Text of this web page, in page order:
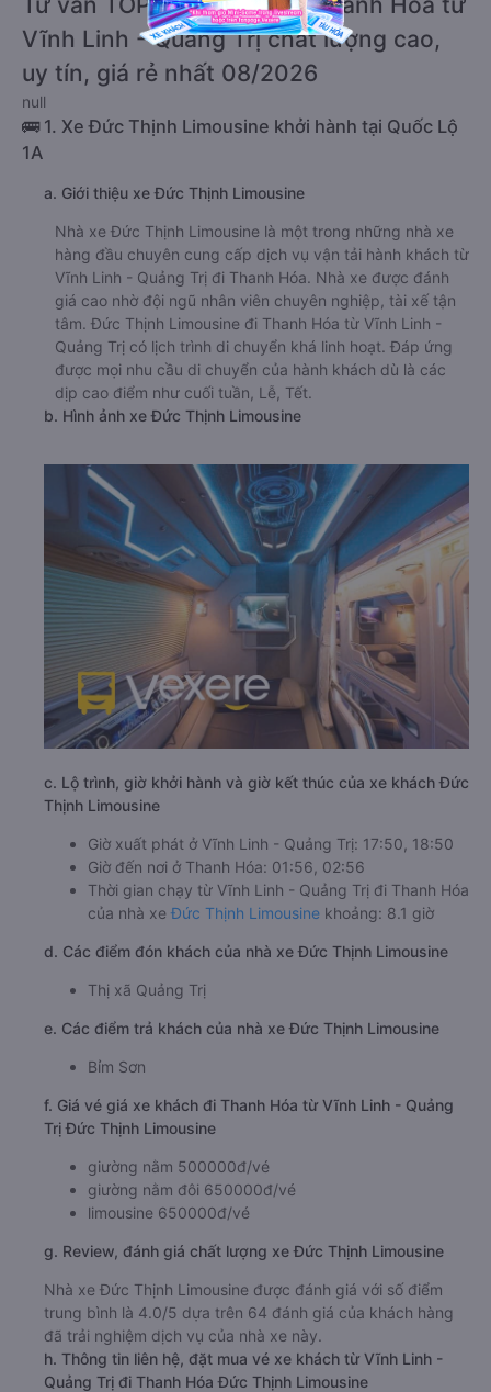
Vĩnh Linh - Quảng Trị chất lượng cao,
uy tín, giá rẻ nhất 08/2026
null
🚌 1. Xe Đức Thịnh Limousine khởi hành tại Quốc Lộ
1A
a. Giới thiệu xe Đức Thịnh Limousine
Nhà xe Đức Thịnh Limousine là một trong những nhà xe
hàng đầu chuyên cung cấp dịch vụ vận tải hành khách từ
Vĩnh Linh - Quảng Trị đi Thanh Hóa. Nhà xe được đánh
giá cao nhờ đội ngũ nhân viên chuyên nghiệp, tài xế tận
tâm. Đức Thịnh Limousine đi Thanh Hóa từ Vĩnh Linh -
Quảng Trị có lịch trình di chuyển khá linh hoạt. Đáp ứng
được mọi nhu cầu di chuyển của hành khách dù là các
dịp cao điểm như cuối tuần, Lễ, Tết.
b. Hình ảnh xe Đức Thịnh Limousine
c. Lộ trình, giờ khởi hành và giờ kết thúc của xe khách Đức
Thịnh Limousine
Giờ xuất phát ở Vĩnh Linh - Quảng Trị: 17:50, 18:50
Giờ đến nơi ở Thanh Hóa: 01:56, 02:56
Thời gian chạy từ Vĩnh Linh - Quảng Trị đi Thanh Hóa
của nhà xe Đức Thịnh Limousine khoảng: 8.1 giờ
d. Các điểm đón khách của nhà xe Đức Thịnh Limousine
Thị xã Quảng Trị
e. Các điểm trả khách của nhà xe Đức Thịnh Limousine
Bỉm Sơn
f. Giá vé giá xe khách đi Thanh Hóa từ Vĩnh Linh - Quảng
Trị Đức Thịnh Limousine
giường nằm 500000đ/vé
giường nằm đôi 650000đ/vé
limousine 650000đ/vé
g. Review, đánh giá chất lượng xe Đức Thịnh Limousine
Nhà xe Đức Thịnh Limousine được đánh giá với số điểm
trung bình là 4.0/5 dựa trên 64 đánh giá của khách hàng
đã trải nghiệm dịch vụ của nhà xe này.
h. Thông tin liên hệ, đặt mua vé xe khách từ Vĩnh Linh -
Quảng Trị đi Thanh Hóa Đức Thịnh Limousine